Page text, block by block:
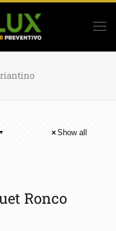
Show all
Ronco